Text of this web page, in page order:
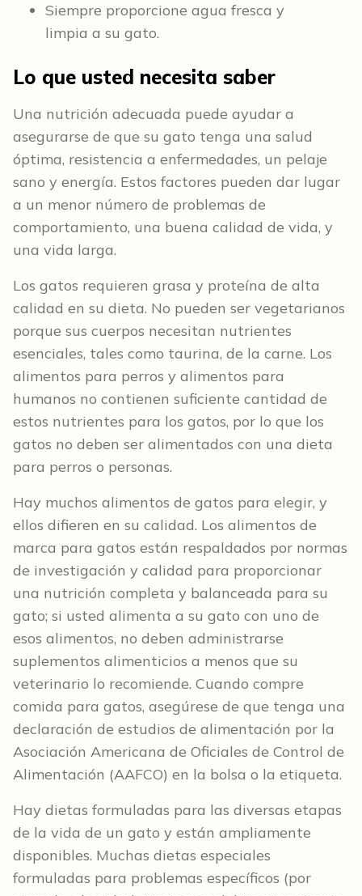
Siempre proporcione agua fresca y
limpia a su gato.
Lo que usted necesita saber
Una nutrición adecuada puede ayudar a
asegurarse de que su gato tenga una salud
óptima, resistencia a enfermedades, un pelaje
sano y energía. Estos factores pueden dar lugar
a un menor número de problemas de
comportamiento, una buena calidad de vida, y
una vida larga.
Los gatos requieren grasa y proteína de alta
calidad en su dieta. No pueden ser vegetarianos
porque sus cuerpos necesitan nutrientes
esenciales, tales como taurina, de la carne. Los
alimentos para perros y alimentos para
humanos no contienen suficiente cantidad de
estos nutrientes para los gatos, por lo que los
gatos no deben ser alimentados con una dieta
para perros o personas.
Hay muchos alimentos de gatos para elegir, y
ellos difieren en su calidad. Los alimentos de
marca para gatos están respaldados por normas
de investigación y calidad para proporcionar
una nutrición completa y balanceada para su
gato; si usted alimenta a su gato con uno de
esos alimentos, no deben administrarse
suplementos alimenticios a menos que su
veterinario lo recomiende. Cuando compre
comida para gatos, asegúrese de que tenga una
declaración de estudios de alimentación por la
Asociación Americana de Oficiales de Control de
Alimentación (AAFCO) en la bolsa o la etiqueta.
Hay dietas formuladas para las diversas etapas
de la vida de un gato y están ampliamente
disponibles. Muchas dietas especiales
formuladas para problemas específicos (por